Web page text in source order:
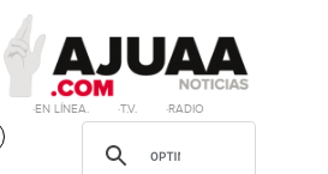
·EN LÍNEA. ·T.V. ·RADIO